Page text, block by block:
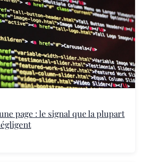
page : le signal que la plupart